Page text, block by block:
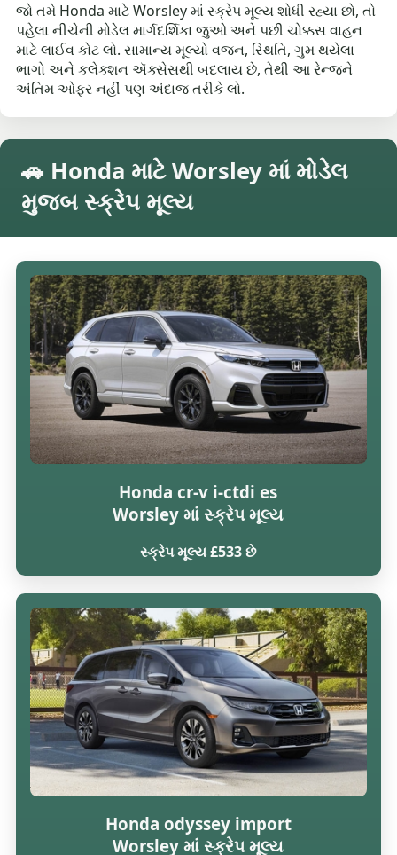
જો તમે Honda માટે Worsley માં સ્ક્રેપ મૂલ્ય શોધી રહ્યા છો, તો
પહેલા નીચેની મોડેલ માર્ગદર્શિકા જુઓ અને પછી ચોક્કસ વાહન
માટે લાઈવ કોટ લો. સામાન્ય મૂલ્યો વજન, સ્થિતિ, ગુમ થયેલા
ભાગો અને કલેક્શન ઍક્સેસથી બદલાય છે, તેથી આ રેન્જને
અંતિમ ઓફર નહીં પણ અંદાજ તરીકે લો.
🚗 Honda માટે Worsley માં મોડેલ
મુજબ સ્ક્રેપ મૂલ્ય
Honda cr-v i-ctdi es
Worsley માં સ્ક્રેપ મૂલ્ય
સ્ક્રેપ મૂલ્ય £533 છે
Honda odyssey import
Worsley માં સ્ક્રેપ મૂલ્ય